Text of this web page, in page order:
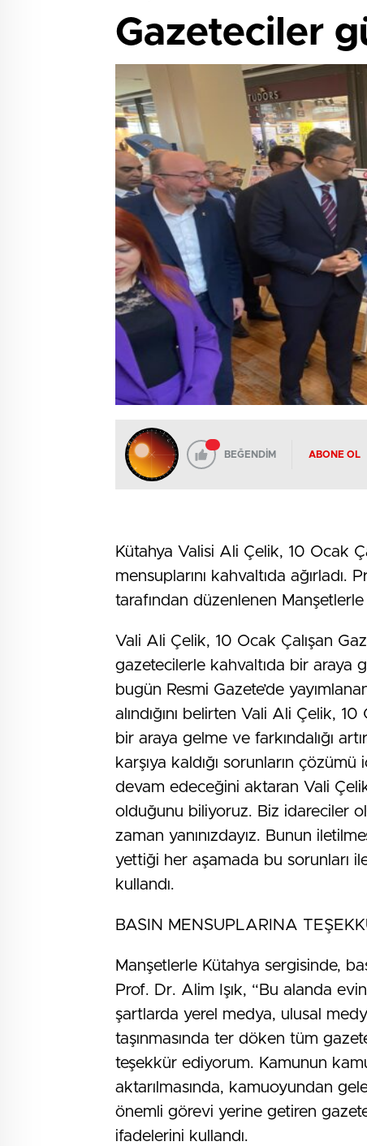
Gazeteciler
BEĞENDİM ABONE OL
Kütahya Valisi Ali Çelik, 10 Ocak
mensuplarını kahvaltıda
tarafından düzenlenen Manşetlerle
Vali Ali Çelik, 10 Ocak Çalışan
gazetecilerle kahvaltıda bir araya
bugün Resmi Gazete’de
alındığını belirten Vali Ali Çelik,
bir araya gelme ve farkındalığı
karşıya kaldığı sorunların
devam edeceğini aktaran Vali
olduğunu biliyoruz. Biz idareciler
zaman yanınızdayız. Bunun
yettiği her aşamada bu sorunları
kullandı.
BASIN MENSUPLARINA
Manşetlerle Kütahya sergisinde,
Prof. Dr. Alim Işık, “Bu alanda
şartlarda yerel medya, ulusal
taşınmasında ter döken tüm
teşekkür ediyorum. Kamunun
aktarılmasında, kamuoyundan
önemli görevi yerine getiren
ifadelerini kullandı.